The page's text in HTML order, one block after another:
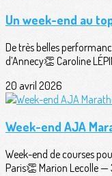
Un week-end au
De très belles
d’Annecy👏 Caroline
20 avril 2026
Week-end AJA
Week-end de courses
Paris👏 Marion Lecolle —